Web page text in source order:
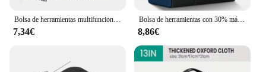
Bolsa de herramientas multifuncional de 23 pulgadas, bolsa gruesa de gran capacidad, resistente al agua y al desgaste, multibolsillo, almacenamiento de electricista
7,34€
Bolsa de herramientas con 30% más de capacidad, organizador impermeable con múltiples bolsillos, para herramientas de electricista, nuevo
8,86€